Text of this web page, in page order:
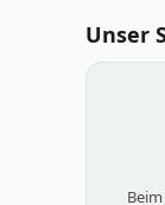
Unser